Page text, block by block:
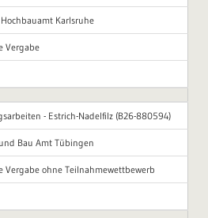
Karlsruhe
Vergabe
- Estrich-Nadelfilz (B26-880594)
Bau Amt Tübingen
Vergabe ohne Teilnahmewettbewerb